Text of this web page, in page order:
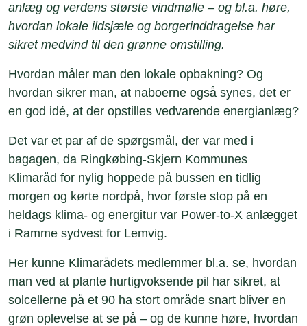
anlæg og verdens største vindmølle – og bl.a. høre,
hvordan lokale ildsjæle og borgerinddragelse har
sikret medvind til den grønne omstilling.
Hvordan måler man den lokale opbakning? Og
hvordan sikrer man, at naboerne også synes, det er
en god idé, at der opstilles vedvarende energianlæg?
Det var et par af de spørgsmål, der var med i
bagagen, da Ringkøbing-Skjern Kommunes
Klimaråd for nylig hoppede på bussen en tidlig
morgen og kørte nordpå, hvor første stop på en
heldags klima- og energitur var Power-to-X anlægget
i Ramme sydvest for Lemvig.
Her kunne Klimarådets medlemmer bl.a. se, hvordan
man ved at plante hurtigvoksende pil har sikret, at
solcellerne på et 90 ha stort område snart bliver en
grøn oplevelse at se på – og de kunne høre, hvordan